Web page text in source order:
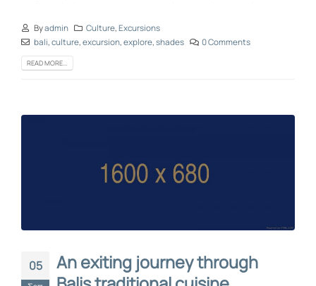
Byadmin Culture,Excursions
bali,culture,excursion,explore,shades 0 Comments
READ MORE...
05
An exiting journey through